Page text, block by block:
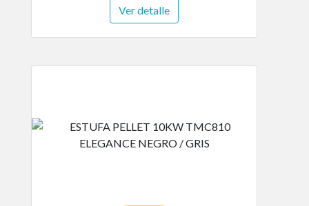
Ver detalle